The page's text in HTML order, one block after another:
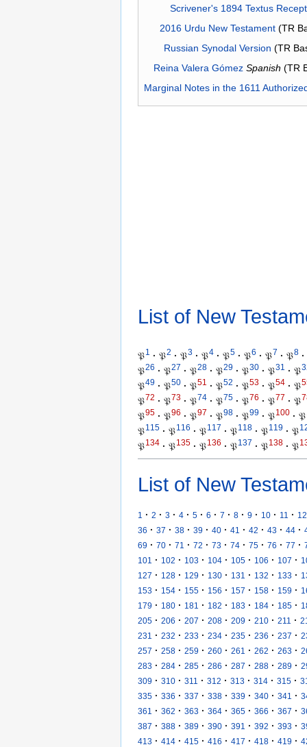
Scrivener's 1894 Textus
2016 Urdu New Testament(TR
Russian Synodal Version (TR
Reina Valera Gómez Spanish (TR
Marginal Notes in the 1611
List of New
𝔓1 · 𝔓2 · 𝔓3 · 𝔓4 · 𝔓5 · 𝔓6 · 𝔓7 · 𝔓8 ·
𝔓26 · 𝔓27 · 𝔓28 · 𝔓29 · 𝔓30 · 𝔓31 · 𝔓
𝔓49 · 𝔓50 · 𝔓51 · 𝔓52 · 𝔓53 · 𝔓54 · 𝔓
𝔓72 · 𝔓73 · 𝔓74 · 𝔓75 · 𝔓76 · 𝔓77 · 𝔓
𝔓95 · 𝔓96 · 𝔓97 · 𝔓98 · 𝔓99 · 𝔓100 · 𝔓
𝔓115 · 𝔓116 · 𝔓117 · 𝔓118 · 𝔓119 · 𝔓
𝔓134 · 𝔓135 · 𝔓136 · 𝔓137 · 𝔓138 · 𝔓
List of New
1 · 2 · 3 · 4 · 5 · 6 · 7 · 8 · 9 · 10 · 11 · 12
36 · 37 · 38 · 39 · 40 · 41 · 42 · 43 · 44 ·
69 · 70 · 71 · 72 · 73 · 74 · 75 · 76 · 77 ·
101
· 102 · 103 · 104 · 105 · 106 · 107 ·
127 · 128 · 129 · 130 · 131 · 132 · 133 ·
153 · 154 · 155 · 156 · 157 · 158 · 159 ·
179 · 180 · 181 · 182 · 183 · 184 · 185 ·
205 · 206 · 207 · 208 · 209 · 210 · 211 ·
231
· 232 · 233 · 234 · 235 · 236 · 237 ·
257 · 258 · 259 · 260 · 261 · 262 · 263 ·
283 · 284 · 285 · 286 · 287 · 288 · 289 ·
309 · 310 · 311 · 312 · 313 · 314 · 315 ·
335 · 336 · 337 · 338 · 339 · 340 · 341 ·
361
· 362 · 363 · 364 · 365 · 366 · 367 ·
387 · 388 · 389 · 390 · 391 · 392 · 393 ·
413 · 414 · 415 · 416 · 417 · 418 · 419 ·